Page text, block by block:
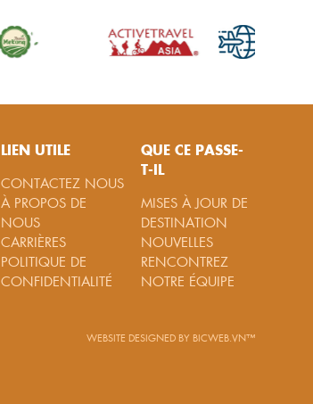
LIEN UTILE
CONTACTEZ NOUS
À PROPOS DE
NOUS
CARRIÈRES
POLITIQUE DE
CONFIDENTIALITÉ
QUE CE PASSE-
T-IL
MISES À JOUR DE
DESTINATION
NOUVELLES
RENCONTREZ
NOTRE ÉQUIPE
WEBSITE DESIGNED BY BICWEB.VN™